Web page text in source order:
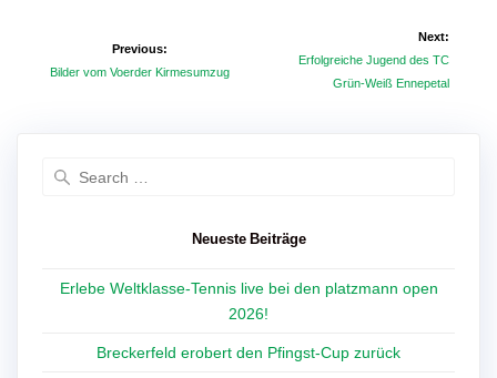
Previous:
Previous
Bilder vom Voerder Kirmesumzug
Next:
Next
Erfolgreiche Jugend des TC
Grün-Weiß Ennepetal
Neueste Beiträge
Erlebe Weltklasse-Tennis live bei den platzmann open
2026!
Breckerfeld erobert den Pfingst-Cup zurück